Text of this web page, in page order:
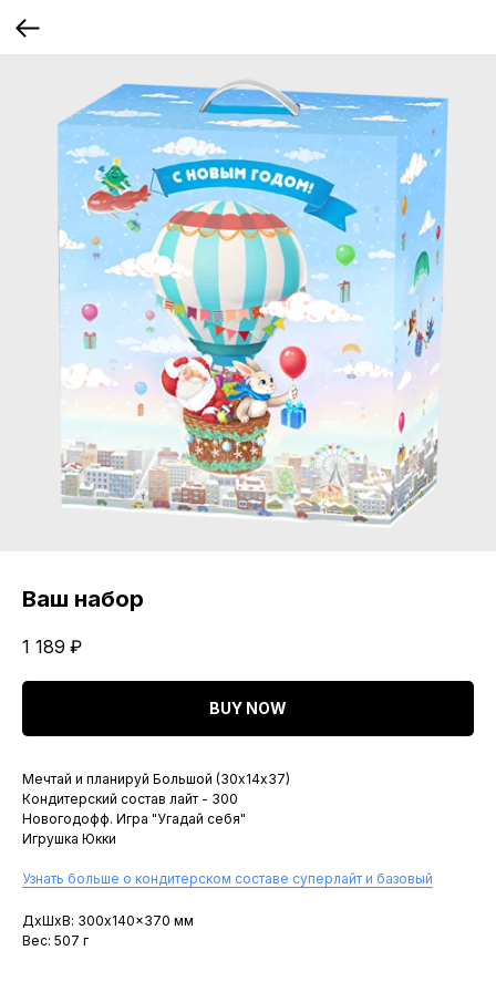
Ваш набор
1 189 ₽
BUY NOW
Мечтай и планируй Большой (30х14х37)
Кондитерский состав лайт - 300
Новогодофф. Игра "Угадай себя"
Игрушка Юкки
Узнать больше о кондитерском составе суперлайт и базовый
ДxШxВ: 300x140x370 мм
Вес: 507 г